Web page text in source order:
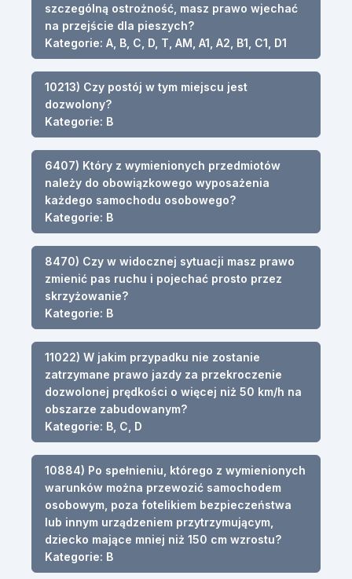
szczególną ostrożność, masz prawo wjechać
na przejście dla pieszych?
Kategorie: A, B, C, D, T, AM, A1, A2, B1, C1, D1
10213) Czy postój w tym miejscu jest
dozwolony?
Kategorie: B
6407) Który z wymienionych przedmiotów
należy do obowiązkowego wyposażenia
każdego samochodu osobowego?
Kategorie: B
8470) Czy w widocznej sytuacji masz prawo
zmienić pas ruchu i pojechać prosto przez
skrzyżowanie?
Kategorie: B
11022) W jakim przypadku nie zostanie
zatrzymane prawo jazdy za przekroczenie
dozwolonej prędkości o więcej niż 50 km/h na
obszarze zabudowanym?
Kategorie: B, C, D
10884) Po spełnieniu, którego z wymienionych
warunków można przewozić samochodem
osobowym, poza fotelikiem bezpieczeństwa
lub innym urządzeniem przytrzymującym,
dziecko mające mniej niż 150 cm wzrostu?
Kategorie: B